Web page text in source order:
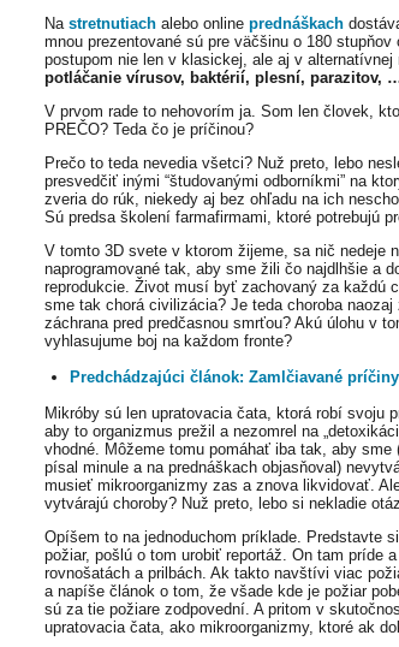
Na stretnutiach alebo online prednáškach
mnou prezentované sú pre väčšinu o 180
postupom nie len v klasickej, ale aj v
potláčanie vírusov, baktérií, plesní, parazitov,
V prvom rade to nehovorím ja. Som len človek,
PREČO? Teda čo je príčinou?
Prečo to teda nevedia všetci? Nuž preto, lebo
presvedčiť inými “študovanými odborníkmi” na
zveria do rúk, niekedy aj bez ohľadu na ich
Sú predsa školení farmafirmami, ktoré potrebujú
V tomto 3D svete v ktorom žijeme, sa nič nedeje
naprogramované tak, aby sme žili čo najdlhšie a
reprodukcie. Život musí byť zachovaný za každú
sme tak chorá civilizácia? Je teda choroba
záchrana pred predčasnou smrťou? Akú úlohu v
vyhlasujume boj na každom fronte?
Predchádzajúci článok: Zamlčiavané
Mikróby sú len upratovacia čata, ktorá robí svoju
aby to organizmus prežil a nezomrel na
vhodné. Môžeme tomu pomáhať iba tak, aby
písal minule a na prednáškach objasňoval)
musieť mikroorganizmy zas a znova likvidovať.
vytvárajú choroby? Nuž preto, lebo si nekladie
Opíšem to na jednoduchom príklade. Predstavte
požiar, pošlú o tom urobiť reportáž. On tam príde
rovnošatách a prilbách. Ak takto navštívi viac
a napíše článok o tom, že všade kde je požiar
sú za tie požiare zodpovední. A pritom v
upratovacia čata, ako mikroorganizmy, ktoré ak